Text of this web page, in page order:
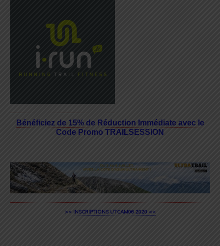
Bénéficiez de 15% de Réduction Immédiate avec le
Code Promo TRAILSESSION
>> INSCRIPTIONS UTCAM06 2020 <<